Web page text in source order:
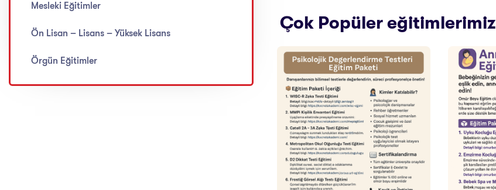
Mesleki Eğitimler
Ön Lisan – Lisans – Yüksek Lisans
Örgün Eğitimler
Çok Popüler eğitimlerimiz